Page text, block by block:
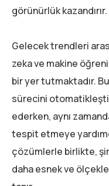
görünürlük kazandırır.
Gelecek trendleri
zeka ve makine
bir yer tutmaktadır.
sürecini
ederken, aynı
tespit etmeye
çözümlerle birlikte,
daha esnek ve